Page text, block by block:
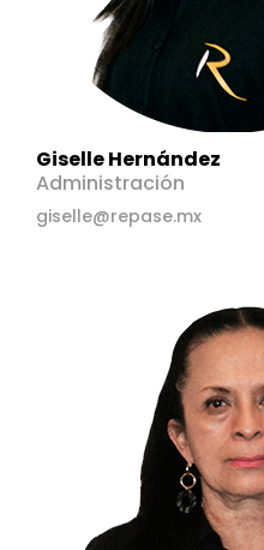
Giselle Hernández
Administración
giselle@repase.mx